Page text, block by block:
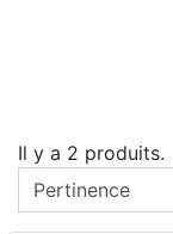
Il y a 2 produits.